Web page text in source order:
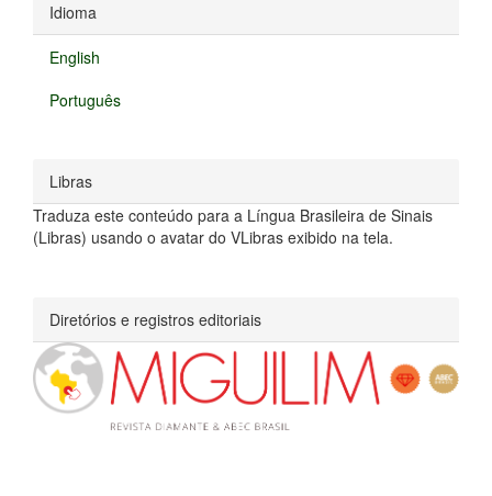
Idioma
English
Português
Libras
Traduza este conteúdo para a Língua Brasileira de Sinais
(Libras) usando o avatar do VLibras exibido na tela.
Diretórios e registros editoriais